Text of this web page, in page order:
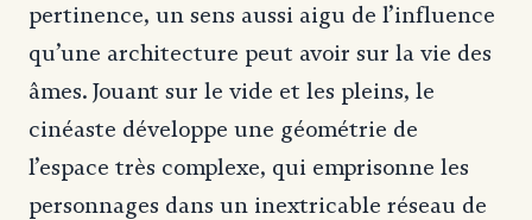
pertinence, un sens aussi aigu de l’influence
qu’une architecture peut avoir sur la vie des
âmes. Jouant sur le vide et les pleins, le
cinéaste développe une géométrie de
l’espace très complexe, qui emprisonne les
personnages dans un inextricable réseau de